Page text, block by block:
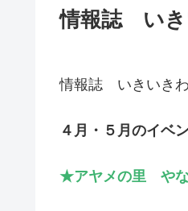
情報誌 いき
情報誌 いきいき
４月・５月のイベ
★アヤメの里 やな